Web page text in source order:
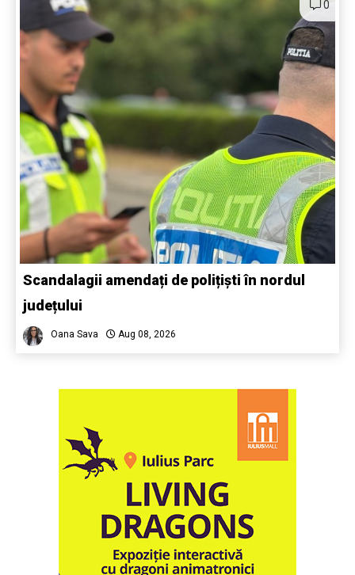
0
Scandalagii amendați de polițiști în nordul
județului
Oana Sava Aug 08, 2026